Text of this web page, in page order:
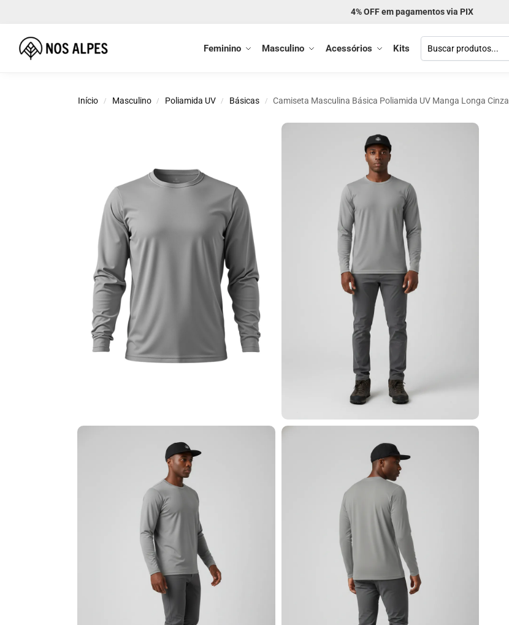
Frete GRÁTIS acima de R$ 299
Feminino Masculino Acessórios Kits
Início / Masculino / Poliamida UV / Básicas / Camiseta Masculina Básica Poliamida UV Manga Longa Cinza